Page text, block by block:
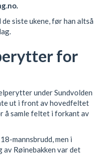
siste ukene, før han altså
for
under Sundvolden
ut i front av hovedfeltet
å samle feltet i forkant av
mannsbrudd, men i
Røinebakken var det